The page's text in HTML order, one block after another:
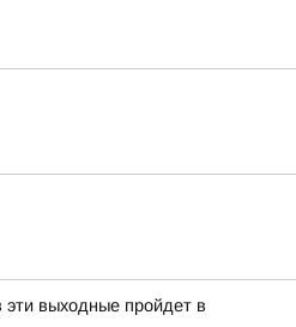
эти выходные пройдет в